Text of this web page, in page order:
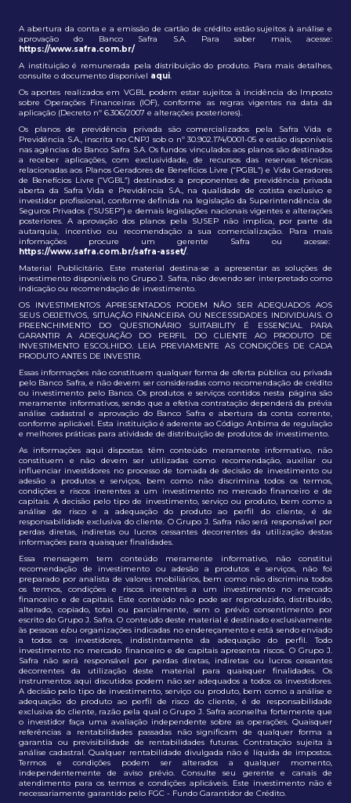
A abertura da conta e a emissão de cartão de crédito estão sujeitos à análise e
aprovação do Banco Safra S.A. Para saber mais, acesse:
https://www.safra.com.br/
A instituição é remunerada pela distribuição do produto. Para mais detalhes,
consulte o documento disponível aqui.
Os aportes realizados em VGBL podem estar sujeitos à incidência do Imposto
sobre Operações Financeiras (IOF), conforme as regras vigentes na data da
aplicação (Decreto nº 6.306/2007 e alterações posteriores).
Os planos de previdência privada são comercializados pela Safra Vida e
Previdência S.A., inscrita no CNPJ sob o nº 30.902.174/0001-05 e estão disponíveis
nas agências do Banco Safra S.A. Os fundos vinculados aos planos são destinados
a receber aplicações, com exclusividade, de recursos das reservas técnicas
relacionadas aos Planos Geradores de Benefícios Livre (“PGBL”) e Vida Geradores
de Benefícios Livre (“VGBL”) destinados a proponentes de previdência privada
aberta da Safra Vida e Previdência S.A., na qualidade de cotista exclusivo e
investidor profissional, conforme definida na legislação da Superintendência de
Seguros Privados (“SUSEP”) e demais legislações nacionais vigentes e alterações
posteriores. A aprovação dos planos pela SUSEP não implica, por parte da
autarquia, incentivo ou recomendação a sua comercialização. Para mais
informações procure um gerente Safra ou acesse:
https://www.safra.com.br/safra-asset/.
Material Publicitário. Este material destina-se a apresentar as soluções de
investimento disponíveis no Grupo J. Safra, não devendo ser interpretado como
indicação ou recomendação de investimento.
OS INVESTIMENTOS APRESENTADOS PODEM NÃO SER ADEQUADOS AOS
SEUS OBJETIVOS, SITUAÇÃO FINANCEIRA OU NECESSIDADES INDIVIDUAIS. O
PREENCHIMENTO DO QUESTIONÁRIO SUITABILITY É ESSENCIAL PARA
GARANTIR A ADEQUAÇÃO DO PERFIL DO CLIENTE AO PRODUTO DE
INVESTIMENTO ESCOLHIDO. LEIA PREVIAMENTE AS CONDIÇÕES DE CADA
PRODUTO ANTES DE INVESTIR.
Essas informações não constituem qualquer forma de oferta pública ou privada
pelo Banco Safra, e não devem ser consideradas como recomendação de crédito
ou investimento pelo Banco. Os produtos e serviços contidos nesta página são
meramente informativos, sendo que a efetiva contratação dependerá da prévia
análise cadastral e aprovação do Banco Safra e abertura da conta corrente,
conforme aplicável. Esta instituição é aderente ao Código Anbima de regulação
e melhores práticas para atividade de distribuição de produtos de investimento.
As informações aqui dispostas têm conteúdo meramente informativo, não
constituem e não devem ser utilizadas como recomendação, auxiliar ou
influenciar investidores no processo de tomada de decisão de investimento ou
adesão a produtos e serviços, bem como não discrimina todos os termos,
condições e riscos inerentes a um investimento no mercado financeiro e de
capitais. A decisão pelo tipo de investimento, serviço ou produto, bem como a
análise de risco e a adequação do produto ao perfil do cliente, é de
responsabilidade exclusiva do cliente. O Grupo J. Safra não será responsável por
perdas diretas, indiretas ou lucros cessantes decorrentes da utilização destas
informações para quaisquer finalidades.
Essa mensagem tem conteúdo meramente informativo, não constitui
recomendação de investimento ou adesão a produtos e serviços, não foi
preparado por analista de valores mobiliários, bem como não discrimina todos
os termos, condições e riscos inerentes a um investimento no mercado
financeiro e de capitais. Este conteúdo não pode ser reproduzido, distribuído,
alterado, copiado, total ou parcialmente, sem o prévio consentimento por
escrito do Grupo J. Safra. O conteúdo deste material é destinado exclusivamente
às pessoas e/ou organizações indicadas no endereçamento e está sendo enviado
a todos os investidores, indistintamente da adequação do perfil. Todo
investimento no mercado financeiro e de capitais apresenta riscos. O Grupo J.
Safra não será responsável por perdas diretas, indiretas ou lucros cessantes
decorrentes da utilização deste material para quaisquer finalidades. Os
instrumentos aqui discutidos podem não ser adequados a todos os investidores.
A decisão pelo tipo de investimento, serviço ou produto, bem como a análise e
adequação do produto ao perfil de risco do cliente, é de responsabilidade
exclusiva do cliente, razão pela qual o Grupo J. Safra aconselha fortemente que
o investidor faça uma avaliação independente sobre as operações. Quaisquer
referências a rentabilidades passadas não significam de qualquer forma a
garantia ou previsibilidade de rentabilidades futuras. Contratação sujeita à
análise cadastral. Qualquer rentabilidade divulgada não é líquida de impostos.
Termos e condições podem ser alterados a qualquer momento,
independentemente de aviso prévio. Consulte seu gerente e canais de
atendimento para os termos e condições aplicáveis. Este investimento não é
necessariamente garantido pelo FGC - Fundo Garantidor de Crédito.